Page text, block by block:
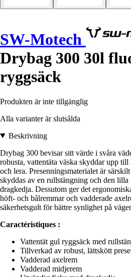
SW-Motech
Drybag 300 30l
ryggsäck
Produkten är inte tillgänglig
Alla varianter är slutsålda
Beskrivning
Drybag 300 bevisar sitt värde i svåra
robusta, vattentäta väska skyddar upp
och lera. Presenningsmaterialet är
skyddas av en rullstängning och den
dragkedja. Dessutom ger det
höft- och bålremmar och vadderade
säkerhetsgult för bättre synlighet på
Caractéristiques :
Vattentät gul ryggsäck med
Tillverkad av robust, lättskött
Vadderad axelrem
Vadderad midjerem